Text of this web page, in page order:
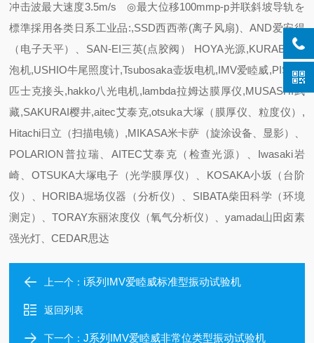
冲击波最大速度3.5m/s ◎最大位移100mmp-p并联斜坡导轨を
標準採用各类日系工业品:,SSD西西蒂(离子风扇)、AND爱安得
（电子天平）、SAN-EI三英(点胶阀） HOYA光源,KURABO脱
泡机,USHIO牛尾照度计,Tsubosaka壶坂电机,IMV爱睦威,PISCO
匹士克接头,hakko八光电机,lambda拉姆达膜厚仪,MUSASHI武
藏,SAKURAI樱井,aitec艾泰克,otsuka大塚（膜厚仪、粒度仪）,
Hitachi日立（扫描电镜）,MIKASA米卡萨（旋涂设备、显影）、
POLARION普拉瑞、AITEC艾泰克（检查光源）、Iwasaki岩
崎、OTSUKA大塚电子（光学膜厚仪）、KOSAKA小坂（台阶
仪）、HORIBA堀场仪器（分析仪）、SIBATA柴田科学（环境
测定）、TORAY东丽浓度仪（氧气分析仪）、yamada山田卤素
强光灯、CEDAR思达
上一个： i系列IMV爱睦威标准型振动试验机
返回列表
下一个：J系列IMV爱睦威非常位类型振动试验机